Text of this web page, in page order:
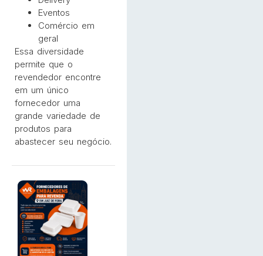
Eventos
Comércio em
geral
Essa diversidade
permite que o
revendedor encontre
em um único
fornecedor uma
grande variedade de
produtos para
abastecer seu negócio.